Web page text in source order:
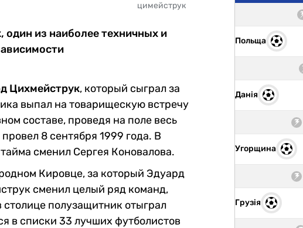
цимейструк
один из наиболее техничных и
Цихмейструк, который сыграл за
выпал на товарищескую встречу
составе, проведя на поле весь
8 сентября 1999 года. В
сменил Сергея Коновалова.
Кировце, за который Эдуард
сменил целый ряд команд,
полузащитник отыграл
в списки 33 лучших футболистов
Польща
Данія
Угорщина
Грузія